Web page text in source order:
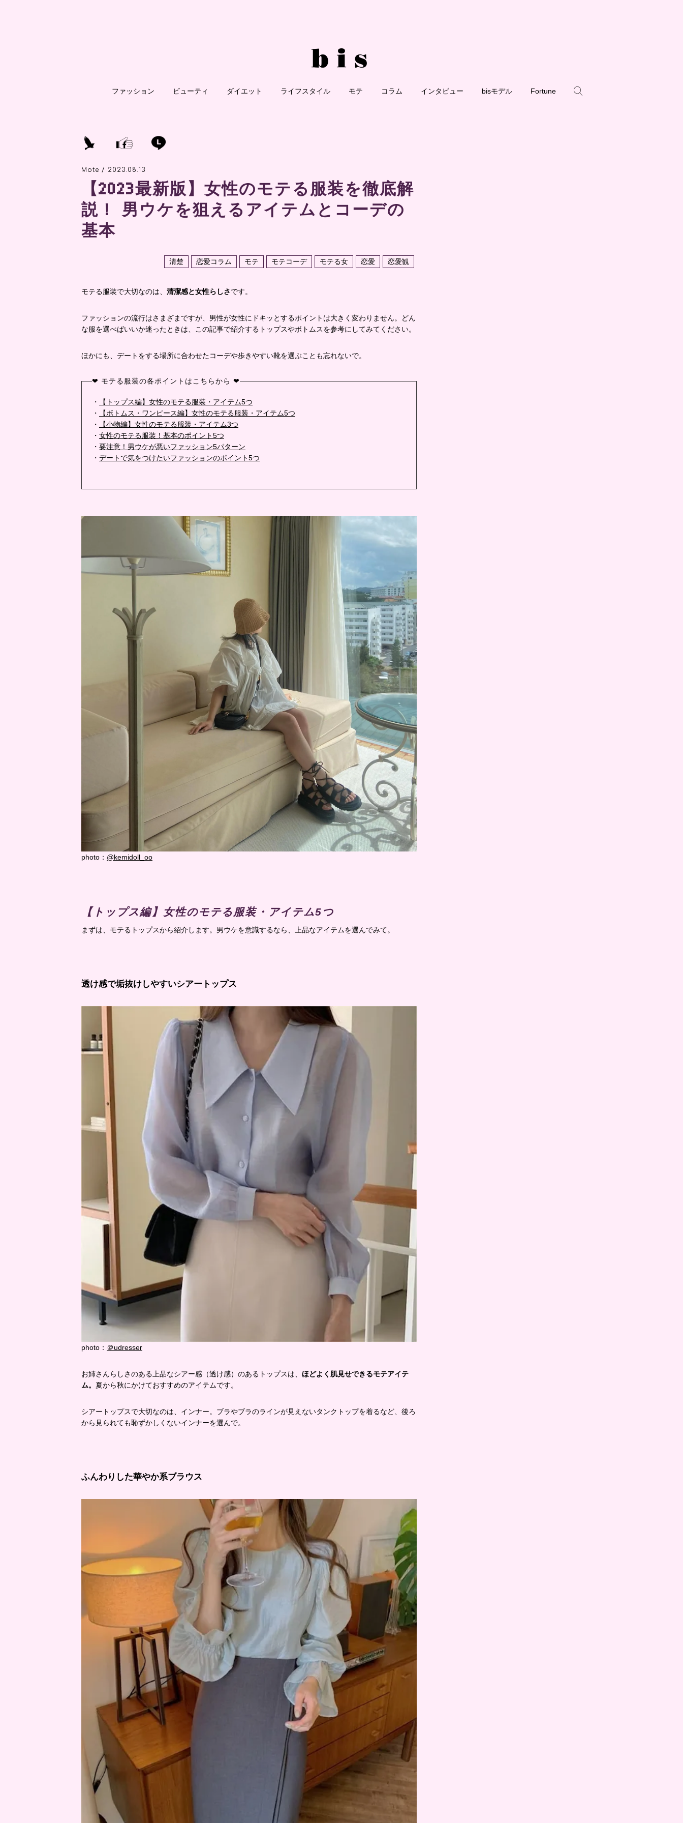
ファッション ビューティ ダイエット ライフスタイル モテ コラム インタビュー bisモデル Fortune
Mote / 2023.08.13
【2023最新版】女性のモテる服装を徹底解
説！ 男ウケを狙えるアイテムとコーデの
基本
清楚 恋愛コラム モテ モテコーデ モテる女 恋愛 恋愛観
モテる服装で大切なのは、 清潔感と女性らしさです。
ファッションの流行はさまざまですが、男性が女性にドキッとするポイントは大きく変わりません。どん
な服を選べばいいか迷ったときは、この記事で紹介するトップスやボトムスを参考にしてみてください。
ほかにも、デートをする場所に合わせたコーデや歩きやすい靴を選ぶことも忘れないで。
❤ モテる服装の各ポイントはこちらから ❤
・
【トップス編】女性のモテる服装・アイテム5つ
・
【ボトムス・ワンピース編】女性のモテる服装・アイテム5つ
・
【小物編】女性のモテる服装・アイテム3つ
・ 女性のモテる服装！基本のポイント5つ
・ 要注意！男ウケが悪いファッション5パターン
・ デートで気をつけたいファッションのポイント5つ
photo： @kemidoll_oo
【トップス編】女性のモテる服装・アイテム5つ
まずは、モテるトップスから紹介します。男ウケを意識するなら、上品なアイテムを選んでみて。
透け感で垢抜けしやすいシアートップス
photo： ＠udresser
お姉さんらしさのある上品なシアー感（透け感）のあるトップスは、 ほどよく肌見せできるモテアイテ
ム。 夏から秋にかけておすすめのアイテムです。
シアートップスで大切なのは、インナー。ブラやブラのラインが見えないタンクトップを着るなど、後ろ
から見られても恥ずかしくないインナーを選んで。
ふんわりした華やか系ブラウス